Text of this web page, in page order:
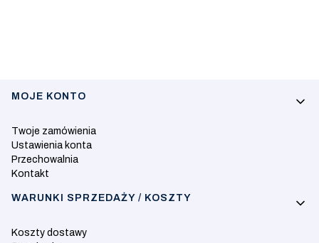
Linki w stopce
MOJE KONTO
Twoje zamówienia
Ustawienia konta
Przechowalnia
Kontakt
WARUNKI SPRZEDAŻY / KOSZTY
Koszty dostawy